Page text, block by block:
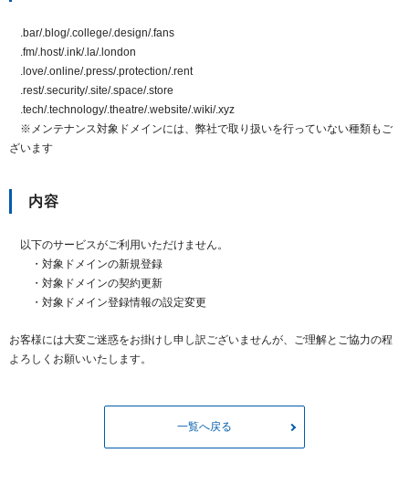
.bar/.blog/.college/.design/.fans
.fm/.host/.ink/.la/.london
.love/.online/.press/.protection/.rent
.rest/.security/.site/.space/.store
.tech/.technology/.theatre/.website/.wiki/.xyz
※メンテナンス対象ドメインには、弊社で取り扱いを行っていない種類もご
ざいます
内容
以下のサービスがご利用いただけません。
・対象ドメインの新規登録
・対象ドメインの契約更新
・対象ドメイン登録情報の設定変更
お客様には大変ご迷惑をお掛けし申し訳ございませんが、ご理解とご協力の程
よろしくお願いいたします。
一覧へ戻る